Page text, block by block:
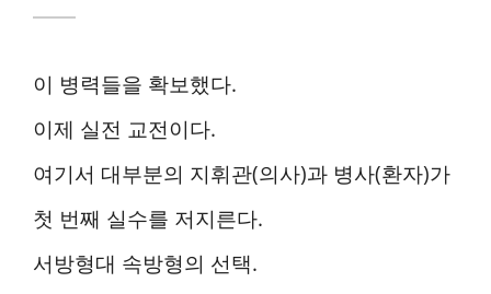
이 병력들을 확보했다.
이제 실전 교전이다.
여기서 대부분의 지휘관(의사)과 병사(환자)가
첫 번째 실수를 저지른다.
서방형대 속방형의 선택.